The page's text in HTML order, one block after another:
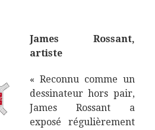
James Rossant,
artiste
« Reconnu comme un
dessinateur hors pair,
James Rossant a
exposé régulièrement